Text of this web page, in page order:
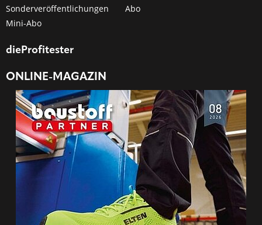
Sonderveröffentlichungen
Abo
Mini-Abo
dieProfitester
ONLINE-MAGAZIN